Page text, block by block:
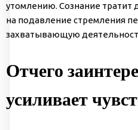
утомлению. Сознание
на подавление стремления
захватывающую
Отчего
усиливает